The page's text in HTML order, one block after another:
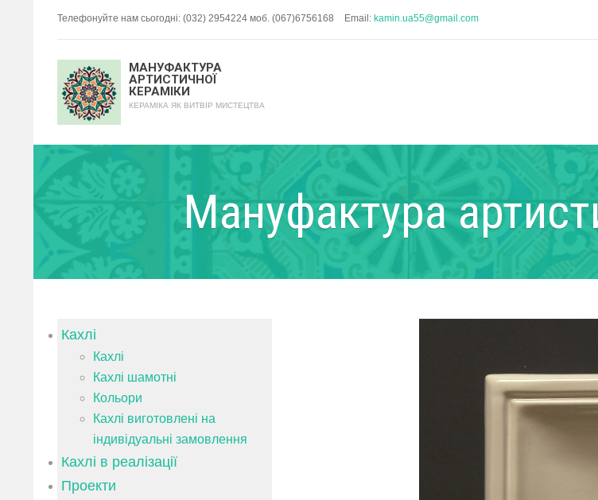
Телефонуйте нам сьогодні: (032) 2954224 моб. (067)6756168 Email: kamin.ua55@gmail.com
МАНУФАКТУРА
АРТИСТИЧНОЇ
КЕРАМІКИ
КЕРАМІКА ЯК ВИТВІР МИСТЕЦТВА
Мануфактура
Кахлі
Кахлі
Кахлі шамотні
Кольори
Кахлі виготовлені на
індивідуальні замовлення
Кахлі в реалізації
Проекти